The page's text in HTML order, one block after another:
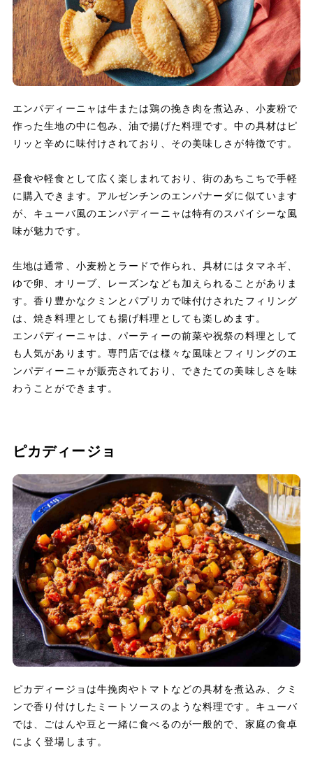
エンパディーニャは牛または鶏の挽き肉を煮込み、小麦粉で
作った生地の中に包み、油で揚げた料理です。中の具材はピ
リッと辛めに味付けされており、その美味しさが特徴です。
昼食や軽食として広く楽しまれており、街のあちこちで手軽
に購入できます。アルゼンチンのエンパナーダに似ています
が、キューバ風のエンパディーニャは特有のスパイシーな風
味が魅力です。
生地は通常、小麦粉とラードで作られ、具材にはタマネギ、
ゆで卵、オリーブ、レーズンなども加えられることがありま
す。香り豊かなクミンとパプリカで味付けされたフィリング
は、焼き料理としても揚げ料理としても楽しめます。
エンパディーニャは、パーティーの前菜や祝祭の料理として
も人気があります。専門店では様々な風味とフィリングのエ
ンパディーニャが販売されており、できたての美味しさを味
わうことができます。
ピカディージョ
ピカディージョは牛挽肉やトマトなどの具材を煮込み、クミ
ンで香り付けしたミートソースのような料理です。キューバ
では、ごはんや豆と一緒に食べるのが一般的で、家庭の食卓
によく登場します。